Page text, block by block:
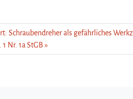
Schraubendreher als gefährliches
Nr. 1a StGB